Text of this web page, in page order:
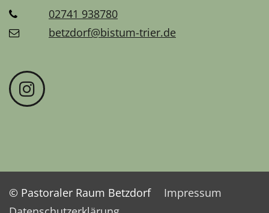
02741 938780
betzdorf@bistum-trier.de
© Pastoraler Raum Betzdorf
Impressum